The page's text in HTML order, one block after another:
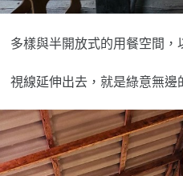
多樣與半開放式的用餐空間，
視線延伸出去，就是綠意無邊